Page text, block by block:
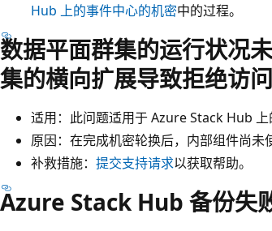
Hub 上的事件中心的机密中的过程。
数据平面群集的运行状况
集的横向扩展导致拒绝访问
适用：此问题适用于 Azure Stack Hub 上
原因：在完成机密轮换后，内部组件尚未
补救措施： 提交支持请求以获取帮助。
Azure Stack Hub 备份失